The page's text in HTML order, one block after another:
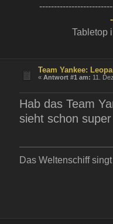
Tabletop
Team Yankee:
«Antwort #1 am: 11.
Hab das Team
sieht schon
Das Weltenschiff